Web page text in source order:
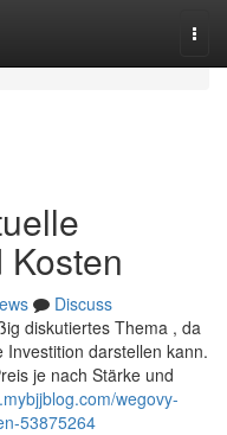
Discuss
diskutiertes Thema , da
darstellen kann.
je nach Stärke und
wegovy-
53875264